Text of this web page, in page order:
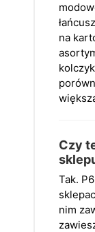
na
Czy
Tak.
nim